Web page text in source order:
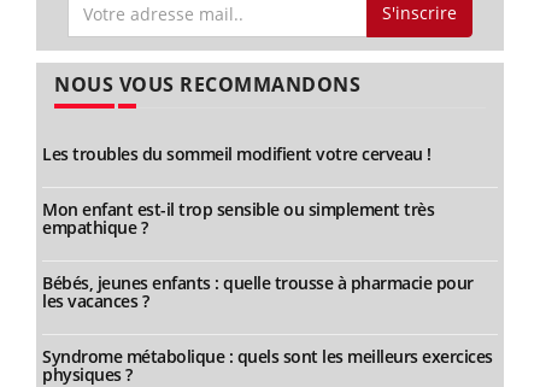
S'inscrire
NOUS VOUS RECOMMANDONS
Les troubles du sommeil modifient votre cerveau !
Mon enfant est-il trop sensible ou simplement très
empathique ?
Bébés, jeunes enfants : quelle trousse à pharmacie pour
les vacances ?
Syndrome métabolique : quels sont les meilleurs exercices
physiques ?